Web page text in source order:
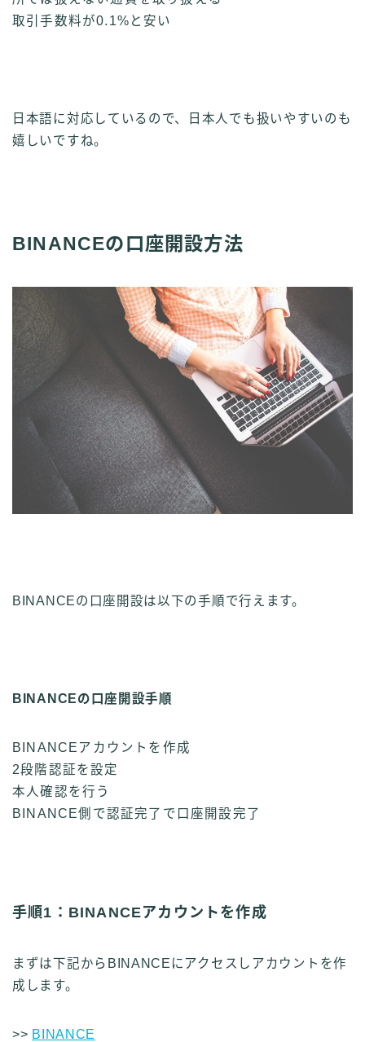
取引手数料が0.1%と安い
日本語に対応しているので、日本人でも扱いやすいのも
嬉しいですね。
BINANCEの口座開設方法
BINANCEの口座開設は以下の手順で行えます。
BINANCEの口座開設手順
BINANCEアカウントを作成
2段階認証を設定
本人確認を行う
BINANCE側で認証完了で口座開設完了
手順1：BINANCEアカウントを作成
まずは下記からBINANCEにアクセスしアカウントを作
成します。
>> BINANCE